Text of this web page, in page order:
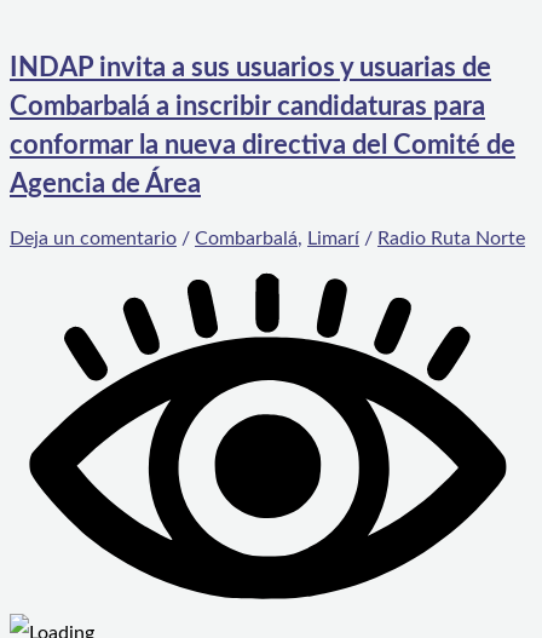
INDAP invita a sus usuarios y usuarias de
Combarbalá a inscribir candidaturas para
conformar la nueva directiva del Comité de
Agencia de Área
Deja un comentario / Combarbalá, Limarí / Radio Ruta Norte